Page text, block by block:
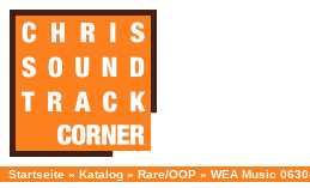
Startseite » Katalog » Rare/OOP » WEA Music